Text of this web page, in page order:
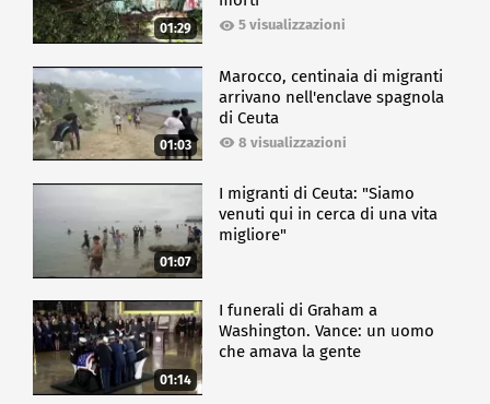
01:29 5 visualizzazioni
01:03
Marocco, centinaia di migranti
arrivano nell'enclave spagnola
di Ceuta
8 visualizzazioni
01:07
I migranti di Ceuta: "Siamo
venuti qui in cerca di una vita
migliore"
01:14
I funerali di Graham a
Washington. Vance: un uomo
che amava la gente